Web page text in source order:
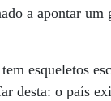
a apontar
esqueletos
desta: o país